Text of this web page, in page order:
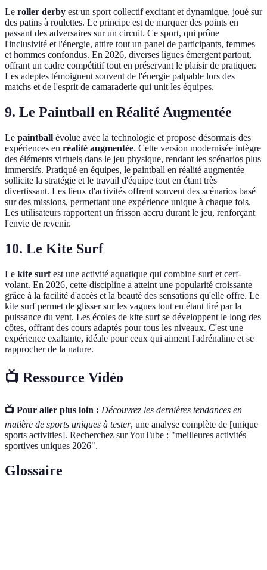
Le roller derby est un sport collectif excitant et dynamique, joué sur
des patins à roulettes. Le principe est de marquer des points en
passant des adversaires sur un circuit. Ce sport, qui prône
l'inclusivité et l'énergie, attire tout un panel de participants, femmes
et hommes confondus. En 2026, diverses ligues émergent partout,
offrant un cadre compétitif tout en préservant le plaisir de pratiquer.
Les adeptes témoignent souvent de l'énergie palpable lors des
matchs et de l'esprit de camaraderie qui unit les équipes.
9. Le Paintball en Réalité Augmentée
Le paintball évolue avec la technologie et propose désormais des
expériences en réalité augmentée. Cette version modernisée intègre
des éléments virtuels dans le jeu physique, rendant les scénarios plus
immersifs. Pratiqué en équipes, le paintball en réalité augmentée
sollicite la stratégie et le travail d'équipe tout en étant très
divertissant. Les lieux d'activités offrent souvent des scénarios basé
sur des missions, permettant une expérience unique à chaque fois.
Les utilisateurs rapportent un frisson accru durant le jeu, renforçant
l'envie de revenir.
10. Le Kite Surf
Le kite surfest une activité aquatique qui combine surf et cerf-
volant. En 2026, cette discipline a atteint une popularité croissante
grâce à la facilité d'accès et la beauté des sensations qu'elle offre. Le
kite surf permet de glisser sur les vagues tout en étant tiré par la
puissance du vent. Les écoles de kite surf se développent le long des
côtes, offrant des cours adaptés pour tous les niveaux. C'est une
expérience exaltante, idéale pour ceux qui aiment l'adrénaline et se
rapprocher de la nature.
📺 Ressource Vidéo
📺 Pour aller plus loin : Découvrez les dernières tendances en
matière de sports uniques à tester, une analyse complète de [unique
sports activities]. Recherchez sur YouTube : "meilleures activités
sportives uniques 2026".
Glossaire